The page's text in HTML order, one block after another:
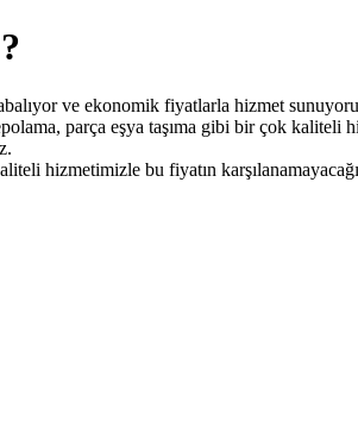
ve ekonomik fiyatlarla hizmet
parça eşya taşıma gibi bir çok
hizmetimizle bu fiyatın